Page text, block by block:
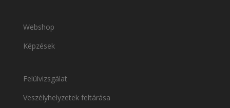
Webshop
Képzések
Felülvizsgálat
Veszélyhelyzetek feltárása